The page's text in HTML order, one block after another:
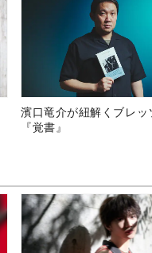
濱口竜介が紐解くブレッ
『覚書』